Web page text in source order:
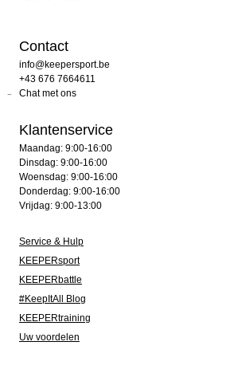
Contact
info@keepersport.be
+43 676 7664611
Chat met ons
Klantenservice
Maandag: 9:00-16:00
Dinsdag: 9:00-16:00
Woensdag: 9:00-16:00
Donderdag: 9:00-16:00
Vrijdag: 9:00-13:00
Service & Hulp
KEEPERsport
KEEPERbattle
#KeepItAll Blog
KEEPERtraining
Uw voordelen